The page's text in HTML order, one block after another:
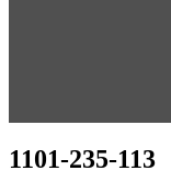
1101-235-113